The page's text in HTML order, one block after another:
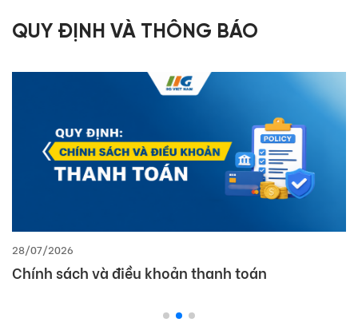
QUY ĐỊNH VÀ THÔNG BÁO
28/07/2026
Chính sách và điều khoản thanh toán